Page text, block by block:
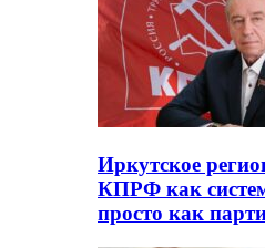
Иркутское
КПРФ как
просто как